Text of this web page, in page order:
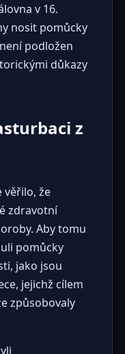
v 16.
nosit pomůcky
podložen
důkazy
z
věřilo, že
zdravotní
Aby tomu
pomůcky
jako jsou
jejichž cílem
způsobovaly